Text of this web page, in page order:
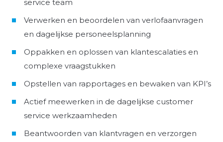
service team
Verwerken en beoordelen van verlofaanvragen
en dagelijkse personeelsplanning
Oppakken en oplossen van klantescalaties en
complexe vraagstukken
Opstellen van rapportages en bewaken van KPI’s
Actief meewerken in de dagelijkse customer
service werkzaamheden
Beantwoorden van klantvragen en verzorgen